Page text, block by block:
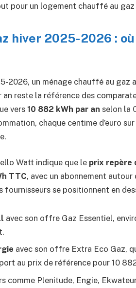
pour un logement chauffé au gaz
hiver 2025-2026 :
2026, un ménage chauffé au gaz
an reste la référence des
vers 10 882 kWh par an selon la
chaque centime d’euro
Watt indique que le prix repère
TTC, avec un abonnement
fournisseurs se positionnent en
avec son offre Gaz Essentiel,
avec son offre Extra Eco Gaz,
au prix de référence pour 10
comme Plenitude, Engie,